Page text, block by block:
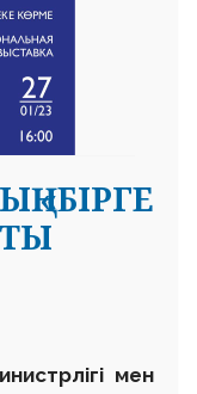
«БІРГЕ
мен